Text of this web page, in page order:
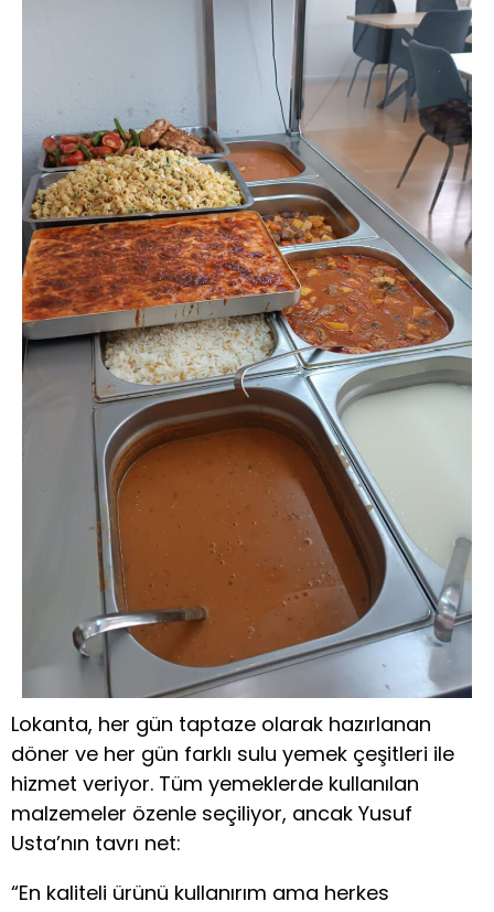
Lokanta, her gün taptaze olarak hazırlanan
döner ve her gün farklı sulu yemek çeşitleri ile
hizmet veriyor. Tüm yemeklerde kullanılan
malzemeler özenle seçiliyor, ancak Yusuf
Usta’nın tavrı net:
“En kaliteli ürünü kullanırım ama herkes